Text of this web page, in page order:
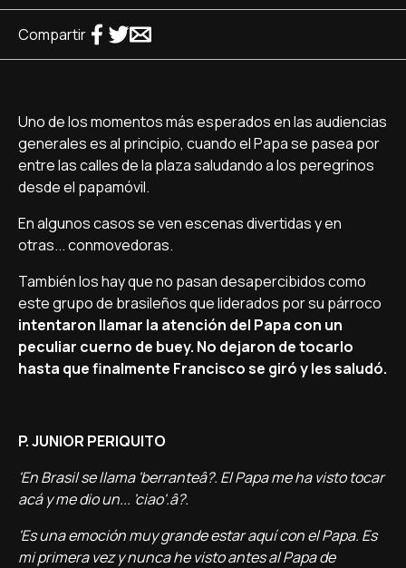
Compartir
Uno de los momentos más esperados en las audiencias
generales es al principio, cuando el Papa se pasea por
entre las calles de la plaza saludando a los peregrinos
desde el papamóvil.
En algunos casos se ven escenas divertidas y en
otras... conmovedoras.
También los hay que no pasan desapercibidos como
este grupo de brasileños que liderados por su párroco
intentaron llamar la atención del Papa con un
peculiar cuerno de buey. No dejaron de tocarlo
hasta que finalmente Francisco se giró y les saludó.
P. JUNIOR PERIQUITO
'En Brasil se llama 'berranteâ?. El Papa me ha visto tocar
acá y me dio un... 'ciao'.â?.
'Es una emoción muy grande estar aquí­ con el Papa. Es
mi primera vez y nunca he visto antes al Papa de